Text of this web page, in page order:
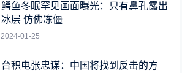
鳄鱼冬眠罕见画面曝光：只有鼻孔露出
冰层 仿佛冻僵
2024-01-25
台积电张忠谋：中国将找到反击的方